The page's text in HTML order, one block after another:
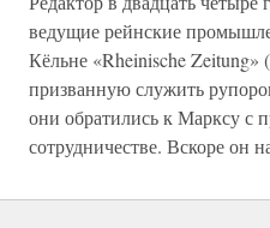
ведущие рейнские
Кёльне «Rheinische Zeitung»
призванную служить
они обратились к Марксу с
сотрудничестве. Вскоре он